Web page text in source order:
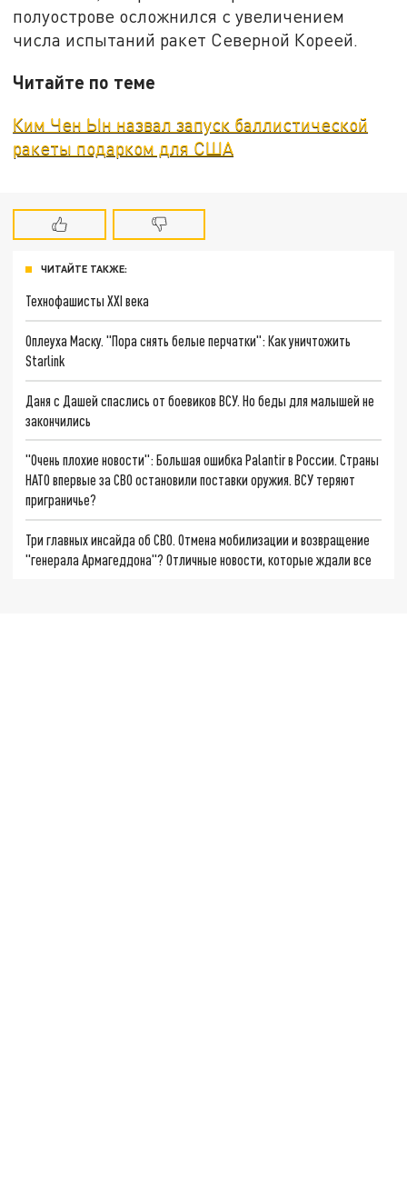
полуострове осложнился с увеличением
числа испытаний ракет Северной Кореей.
Читайте по теме
Ким Чен Ын назвал запуск баллистической
ракеты подарком для США
ЧИТАЙТЕ ТАКЖЕ:
Технофашисты XXI века
Оплеуха Маску. "Пора снять белые перчатки": Как уничтожить
Starlink
Даня с Дашей спаслись от боевиков ВСУ. Но беды для малышей не
закончились
"Очень плохие новости": Большая ошибка Palantir в России. Страны
НАТО впервые за СВО остановили поставки оружия. ВСУ теряют
приграничье?
Три главных инсайда об СВО. Отмена мобилизации и возвращение
"генерала Армагеддона"? Отличные новости, которые ждали все